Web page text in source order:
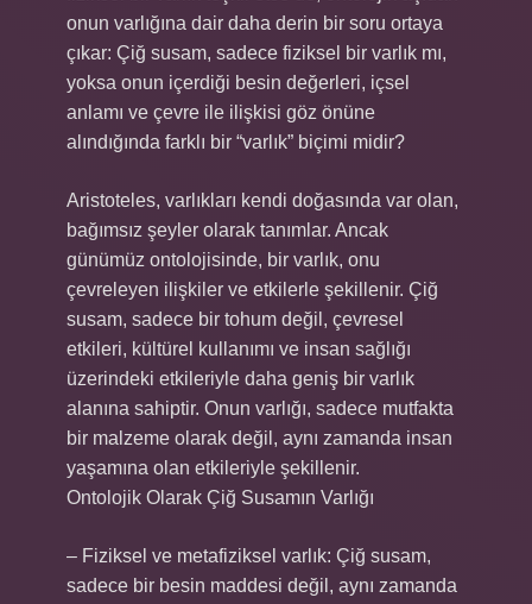
onun varlığına dair daha derin bir soru ortaya
çıkar: Çiğ susam, sadece fiziksel bir varlık mı,
yoksa onun içerdiği besin değerleri, içsel
anlamı ve çevre ile ilişkisi göz önüne
alındığında farklı bir “varlık” biçimi midir?
Aristoteles, varlıkları kendi doğasında var olan,
bağımsız şeyler olarak tanımlar. Ancak
günümüz ontolojisinde, bir varlık, onu
çevreleyen ilişkiler ve etkilerle şekillenir. Çiğ
susam, sadece bir tohum değil, çevresel
etkileri, kültürel kullanımı ve insan sağlığı
üzerindeki etkileriyle daha geniş bir varlık
alanına sahiptir. Onun varlığı, sadece mutfakta
bir malzeme olarak değil, aynı zamanda insan
yaşamına olan etkileriyle şekillenir.
Ontolojik Olarak Çiğ Susamın Varlığı
– Fiziksel ve metafiziksel varlık: Çiğ susam,
sadece bir besin maddesi değil, aynı zamanda